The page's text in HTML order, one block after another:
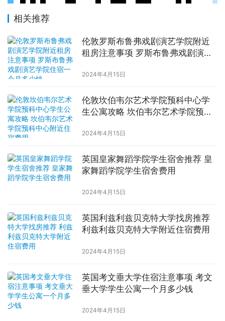
相关推荐
伦敦罗斯布鲁弗戏剧演艺学院附近
租房注意事项 罗斯布鲁弗戏剧演艺
2024年4月15日
伦敦坎伯韦尔艺术学院预科中心学
生公寓攻略 坎伯韦尔艺术学院预科
2024年4月15日
英国皇家舞蹈学院学生宿舍推荐 皇
家舞蹈学院学生宿舍费用
2024年4月15日
英国利兹利兹贝克特大学找房推荐
利兹利兹贝克特大学附近住宿费用
2024年4月15日
英国考文垂大学住宿注意事项 考文
垂大学学生公寓一个月多少钱
2024年4月15日